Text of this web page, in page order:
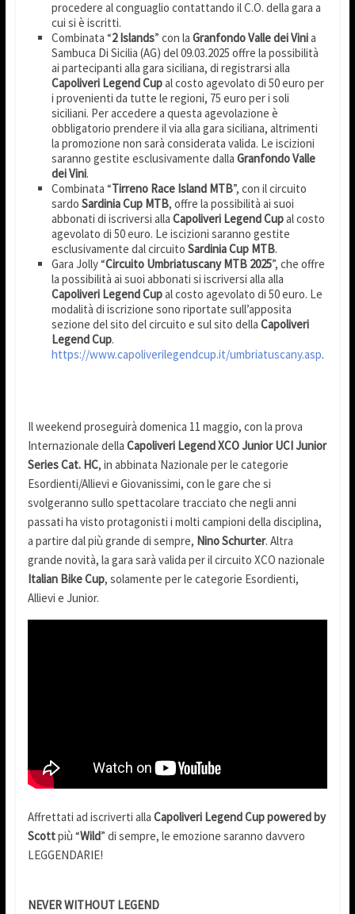
procedere al conguaglio contattando il C.O. della gara a
cui si è iscritti.
Combinata “2 Islands” con la Granfondo Valle dei Vinia
Sambuca Di Sicilia (AG) del 09.03.2025 offre la possibilità
ai partecipanti alla gara siciliana, di registrarsi alla
Capoliveri Legend Cupal costo agevolato di 50 euro per
i provenienti da tutte le regioni, 75 euro per i soli
siciliani. Per accedere a questa agevolazione è
obbligatorio prendere il via alla gara siciliana, altrimenti
la promozione non sarà considerata valida. Le iscizioni
saranno gestite esclusivamente dalla Granfondo Valle
dei Vini.
Combinata “Tirreno Race Island MTB”, con il circuito
sardo Sardinia Cup MTB, offre la possibilità ai suoi
abbonati di iscriversi alla Capoliveri Legend Cupal costo
agevolato di 50 euro. Le iscizioni saranno gestite
esclusivamente dal circuito Sardinia Cup MTB.
Gara Jolly “Circuito Umbriatuscany MTB 2025”, che offre
la possibilità ai suoi abbonati si iscriversi alla alla
Capoliveri Legend Cupal costo agevolato di 50 euro. Le
modalità di iscrizione sono riportate sull’apposita
sezione del sito del circuito e sul sito della Capoliveri
Legend Cup.
https://www.capoliverilegendcup.it/umbriatuscany.asp.
Il weekend proseguirà domenica 11 maggio, con la prova
Internazionale della Capoliveri Legend XCO Junior UCI Junior
Series Cat. HC, in abbinata Nazionale per le categorie
Esordienti/Allievi e Giovanissimi, con le gare che si
svolgeranno sullo spettacolare tracciato che negli anni
passati ha visto protagonisti i molti campioni della disciplina,
a partire dal più grande di sempre, Nino Schurter. Altra
grande novità, la gara sarà valida per il circuito XCO nazionale
Italian Bike Cup, solamente per le categorie Esordienti,
Allievi e Junior.
Affrettati ad iscriverti alla Capoliveri Legend Cup powered by
Scottpiù “Wild” di sempre, le emozione saranno davvero
LEGGENDARIE!
NEVER WITHOUT LEGEND